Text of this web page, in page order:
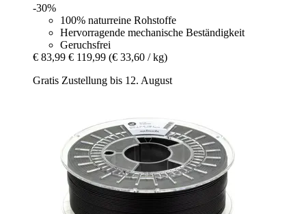
-30%
100% naturreine Rohstoffe
Hervorragende mechanische Beständigkeit
Geruchsfrei
€ 83,99 € 119,99 (€ 33,60 / kg)
Gratis Zustellung bis 12. August